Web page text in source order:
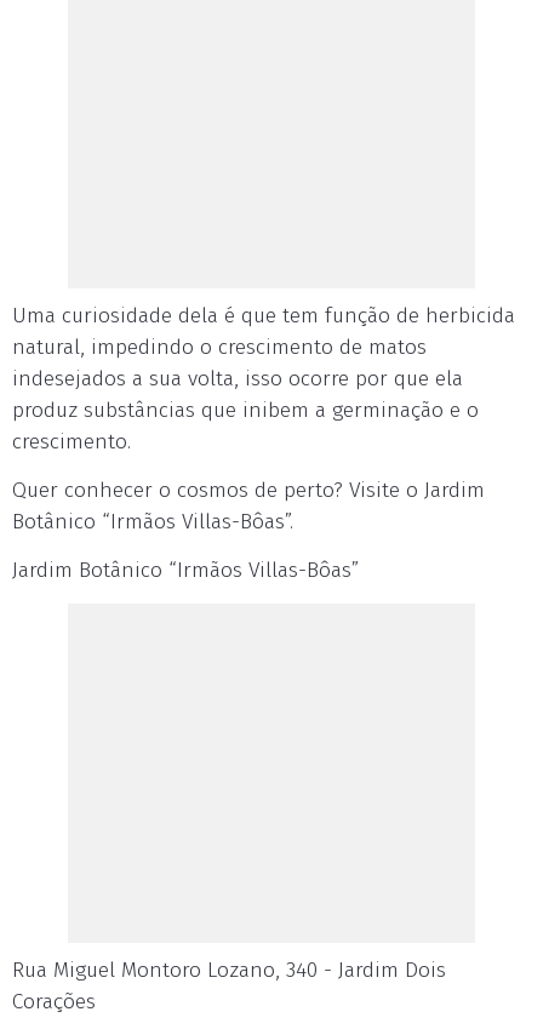
Uma curiosidade dela é que tem função de herbicida
natural, impedindo o crescimento de matos
indesejados a sua volta, isso ocorre por que ela
produz substâncias que inibem a germinação e o
crescimento.
Quer conhecer o cosmos de perto? Visite o Jardim
Botânico “Irmãos Villas-Bôas”.
Jardim Botânico “Irmãos Villas-Bôas”
Rua Miguel Montoro Lozano, 340 - Jardim Dois
Corações